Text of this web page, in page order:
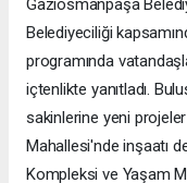
Gaziosmanpaşa
Belediyeciliği
programında
içtenlikte yanıtladı.
sakinlerine yeni
Mahallesi'nde inşaatı
Kompleksi ve Yaşam